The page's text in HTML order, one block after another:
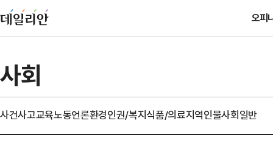
오피
사회
사건사고교육노동언론환경인권/복지식품/의료지역인물사회일반